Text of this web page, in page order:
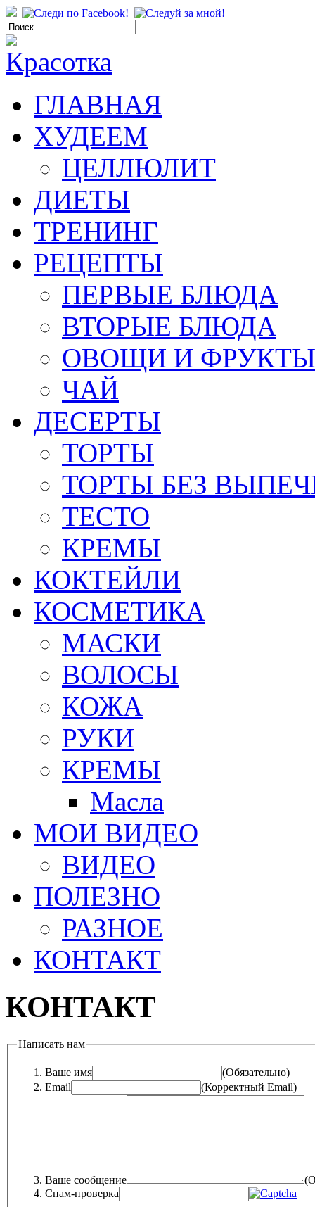
ГЛАВНАЯ
ХУДЕЕМ
ЦЕЛЛЮЛИТ
ДИЕТЫ
ТРЕНИНГ
РЕЦЕПТЫ
ПЕРВЫЕ БЛЮДА
ВТОРЫЕ БЛЮДА
ОВОЩИ И ФРУКТЫ
ЧАЙ
ДЕСЕРТЫ
ТОРТЫ
ТОРТЫ БЕЗ
ТЕСТО
КРЕМЫ
КОКТЕЙЛИ
КОСМЕТИКА
МАСКИ
ВОЛОСЫ
КОЖА
РУКИ
КРЕМЫ
Масла
МОИ ВИДЕО
ВИДЕО
ПОЛЕЗНО
РАЗНОЕ
КОНТАКТ
КОНТАКТ
Написать нам
Ваше имя
(Обязательно)
Email
(Корректный Email)
Ваше сообщение
Спам-проверка